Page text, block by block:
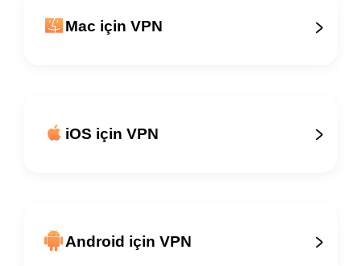
Mac için VPN
iOS için VPN
Android için VPN